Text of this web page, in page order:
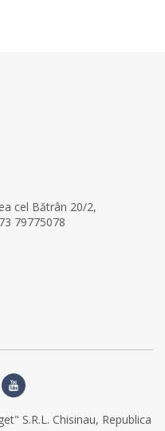
cel Bătrân 20/2,
79775078
S.R.L. Chisinau, Republica